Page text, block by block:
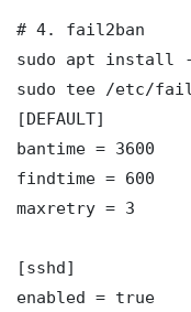
# 4. fail2ban
sudo apt install
sudo tee /etc/
[DEFAULT]
bantime = 3600
findtime = 600
maxretry = 3
[sshd]
enabled = true